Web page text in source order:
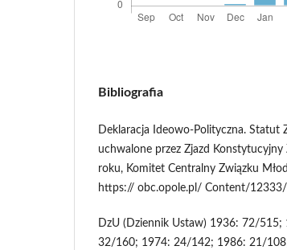
Bibliografia
Deklaracja Ideowo-Polityczna. Statut
uchwalone przez Zjazd
roku, Komitet Centralny Związku
https:// obc.opole.pl/ Content/
DzU (Dziennik Ustaw) 1936: 72/
32/160; 1974: 24/142; 1986: 21/